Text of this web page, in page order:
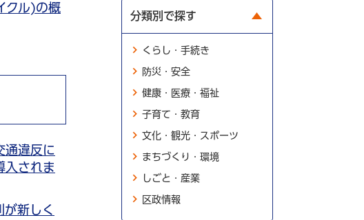
クル)の概
通違反に
入されま
新しく
分類別で探す
くらし・手続き
防災・安全
健康・医療・福祉
子育て・教育
文化・観光・スポーツ
まちづくり・環境
しごと・産業
区政情報